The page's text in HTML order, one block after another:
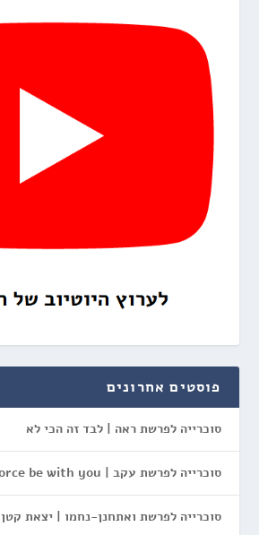
פוסטים אחרונים
סוכרייה לפרשת ראה | לבד זה הכי לא
סוכרייה לפרשת עקב | May the Force be with you
סוכרייה לפרשת ואתחנן-נחמו | יצאת קטן